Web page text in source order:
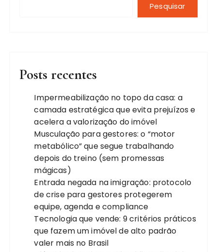
Pesquisar
Posts recentes
Impermeabilização no topo da casa: a
camada estratégica que evita prejuízos e
acelera a valorização do imóvel
Musculação para gestores: o “motor
metabólico” que segue trabalhando
depois do treino (sem promessas
mágicas)
Entrada negada na imigração: protocolo
de crise para gestores protegerem
equipe, agenda e compliance
Tecnologia que vende: 9 critérios práticos
que fazem um imóvel de alto padrão
valer mais no Brasil